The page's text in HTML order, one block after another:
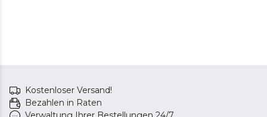
Kostenloser Versand!
Bezahlen in Raten